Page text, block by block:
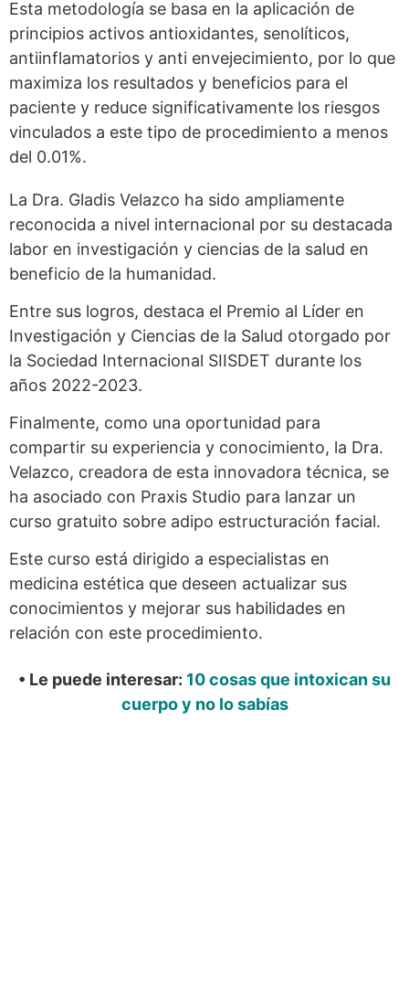
Esta metodología se basa en la aplicación de
principios activos antioxidantes, senolíticos,
antiinflamatorios y anti envejecimiento, por lo que
maximiza los resultados y beneficios para el
paciente y reduce significativamente los riesgos
vinculados a este tipo de procedimiento a menos
del 0.01%.
La Dra. Gladis Velazco ha sido ampliamente
reconocida a nivel internacional por su destacada
labor en investigación y ciencias de la salud en
beneficio de la humanidad.
Entre sus logros, destaca el Premio al Líder en
Investigación y Ciencias de la Salud otorgado por
la Sociedad Internacional SIISDET durante los
años 2022-2023.
Finalmente, como una oportunidad para
compartir su experiencia y conocimiento, la Dra.
Velazco, creadora de esta innovadora técnica, se
ha asociado con Praxis Studio para lanzar un
curso gratuito sobre adipo estructuración facial.
Este curso está dirigido a especialistas en
medicina estética que deseen actualizar sus
conocimientos y mejorar sus habilidades en
relación con este procedimiento.
• Le puede interesar: 10 cosas que intoxican su
cuerpo y no lo sabías